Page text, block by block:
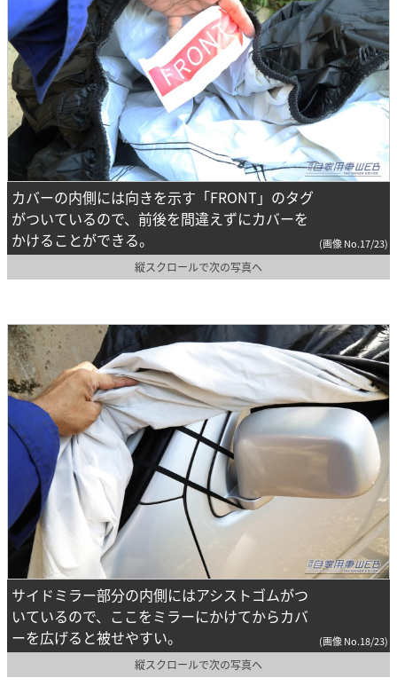
カバーの内側には向きを示す「FRONT」のタグ
がついているので、前後を間違えずにカバーを
かけることができる。
(画像 No.17/23)
縦スクロールで次の写真へ
サイドミラー部分の内側にはアシストゴムがつ
いているので、ここをミラーにかけてからカバ
ーを広げると被せやすい。
(画像 No.18/23)
縦スクロールで次の写真へ